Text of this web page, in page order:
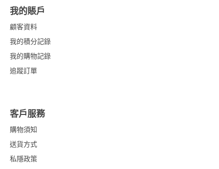
我的賬戶
顧客資料
我的積分記錄
我的購物記錄
追蹤訂單
客戶服務
購物須知
送貨方式
私隱政策